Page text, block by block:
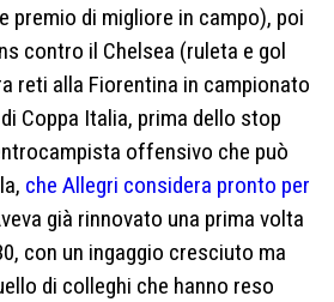
premio di migliore in campo), poi
contro il Chelsea (ruleta e gol
reti alla Fiorentina in campionato
Coppa Italia, prima dello stop
offensivo che può
che Allegri considera pronto per
già rinnovato una prima volta
con un ingaggio cresciuto ma
di colleghi che hanno reso